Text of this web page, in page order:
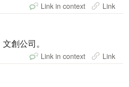
Link in context Link
創公司。
Link in context Link